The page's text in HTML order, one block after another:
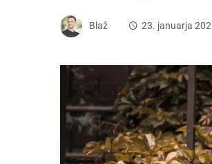
Blaž 23. januarja